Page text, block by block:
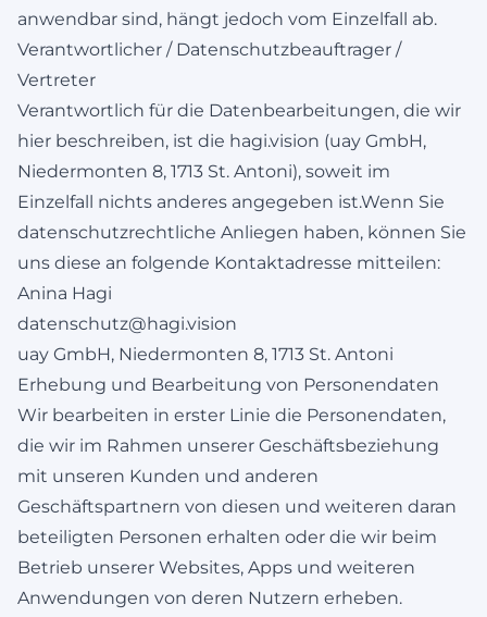
anwendbar sind, hängt jedoch vom Einzelfall ab.
Verantwortlicher / Datenschutzbeauftrager /
Vertreter
Verantwortlich für die Datenbearbeitungen, die wir
hier beschreiben, ist die hagi.vision (uay GmbH,
Niedermonten 8, 1713 St. Antoni), soweit im
Einzelfall nichts anderes angegeben ist.Wenn Sie
datenschutzrechtliche Anliegen haben, können Sie
uns diese an folgende Kontaktadresse mitteilen:
Anina Hagi
datenschutz@hagi.vision
uay GmbH, Niedermonten 8, 1713 St. Antoni
Erhebung und Bearbeitung von Personendaten
Wir bearbeiten in erster Linie die Personendaten,
die wir im Rahmen unserer Geschäftsbeziehung
mit unseren Kunden und anderen
Geschäftspartnern von diesen und weiteren daran
beteiligten Personen erhalten oder die wir beim
Betrieb unserer Websites, Apps und weiteren
Anwendungen von deren Nutzern erheben.